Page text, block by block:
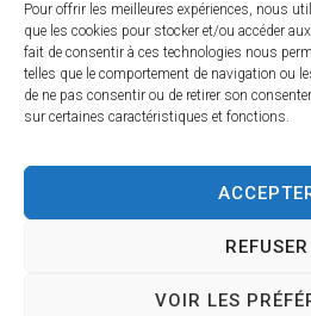
Pour offrir les meilleures expériences, nous
que les cookies pour stocker et/ou accéder
fait de consentir à ces technologies nous
telles que le comportement de navigation ou
de ne pas consentir ou de retirer son
sur certaines caractéristiques et fonctions.
REFUSER
VOIR LES
02 32 46 63 00
Contact
Horaires d’ouverture
Du lundi au vendredi :
et de 13h30 à 17h